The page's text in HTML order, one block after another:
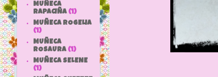
MUÑECA
RAPACIÑA (1)
MUÑECA ROGELIA
(1)
MUÑECA
ROSAURA (1)
MUÑECA SELENE
(1)